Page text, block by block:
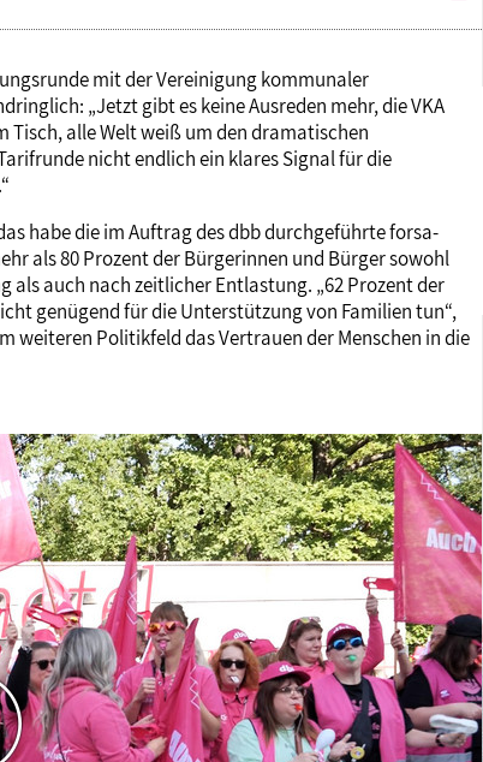
mit der Vereinigung kommunaler
„Jetzt gibt es keine Ausreden mehr, die VKA
Tisch, alle Welt weiß um den dramatischen
nicht endlich ein klares Signal für die
habe die im Auftrag des dbb durchgeführte forsa-
als 80 Prozent der Bürgerinnen und Bürger sowohl
als auch nach zeitlicher Entlastung. „62 Prozent der
genügend für die Unterstützung von Familien tun“,
weiteren Politikfeld das Vertrauen der Menschen in die